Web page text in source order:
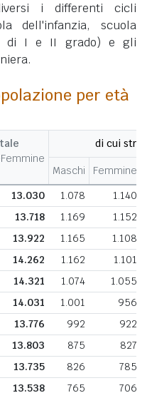
i differenti cicli
dell'infanzia, scuola
di I e II grado) e gli
per età
di cui
Maschi
Femmine
13.030 1.078 1.140
13.718 1.169 1.152
13.922 1.165 1.108
14.262 1.162 1.101
14.321 1.074 1.055
14.031 1.001 956
13.776 992 922
13.803 875 827
13.735 826 785
13.538 765
706